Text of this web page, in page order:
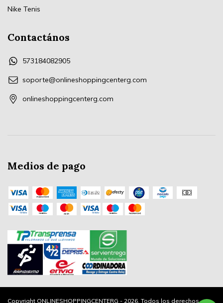
Nike Tenis
Contactános
573184082905
soporte@onlineshoppingcenterg.com
onlineshoppingcenterg.com
Medios de pago
Copyright ONLINESHOPPINGCENTERG - 2026. Todos los derechos